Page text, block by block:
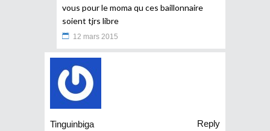
vous pour le moma qu ces baillonnaire
soient tjrs libre
12 mars 2015
Tinguinbiga
Reply